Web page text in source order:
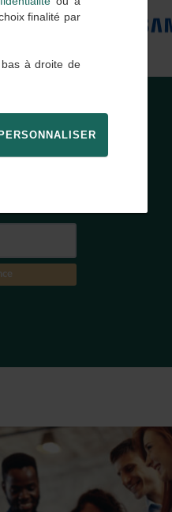
finalité par
à droite de